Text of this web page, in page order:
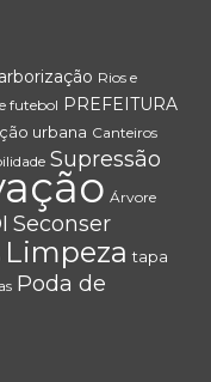
arborização Rios e
futebol PREFEITURA
urbana Canteiros
Supressão
Árvore
Seconser
Limpeza tapa
Poda de